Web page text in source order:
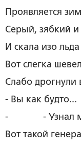
Проявляется
Серый, зябкий
И скала изо
Вот слегка
Слабо дрогнули
­- Вы как будто...
- - Узнал
Вот такой